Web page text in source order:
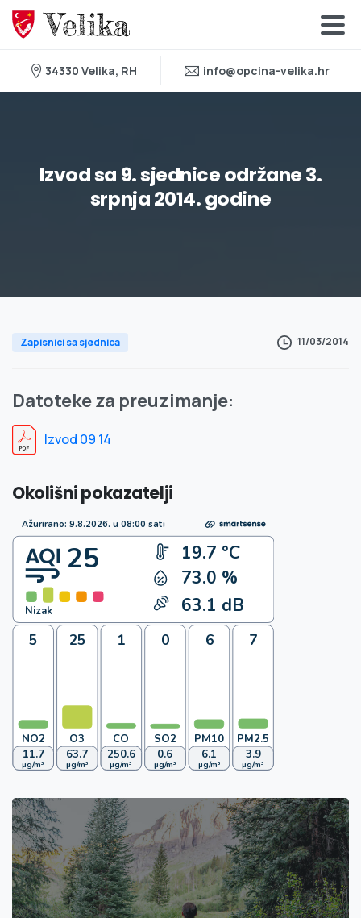
34330 Velika, RH info@opcina-velika.hr
Izvodsa 9.sjedniceodržane3.
srpnja2014.godine
Zapisnici sa sjednica 11/03/2014
Datoteke za preuzimanje:
Izvod 09 14
Okolišni pokazatelji